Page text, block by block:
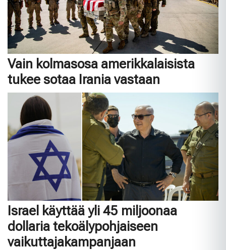
Vain kolmasosa amerikkalaisista
tukee sotaa Irania vastaan
Israel käyttää yli 45 miljoonaa
dollaria tekoälypohjaiseen
vaikuttajakampanjaan